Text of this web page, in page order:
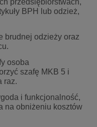
przedsiębiorstwach,
BPH lub odzież,
brudnej odzieży oraz
osoba
szafę MKB 5 i
raz.
i funkcjonalność,
na obniżeniu kosztów